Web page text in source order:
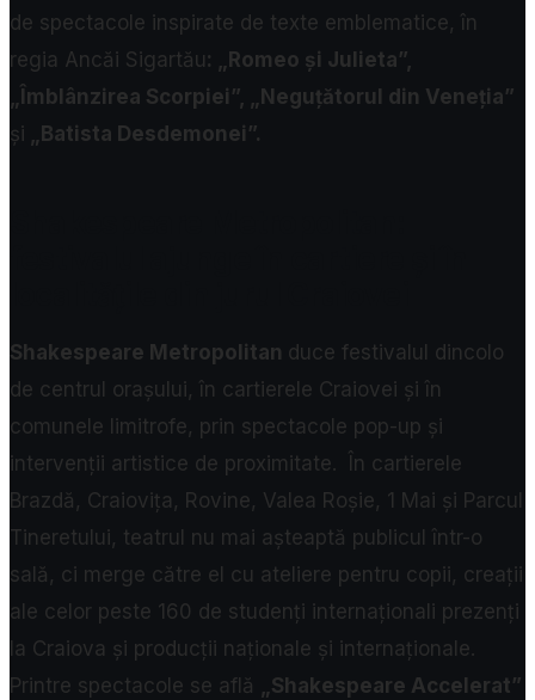
de spectacole inspirate de texte emblematice, în
regia Ancăi Sigartău: „Romeo și Julieta”,
„Îmblânzirea Scorpiei”, „Neguțătorul din Veneția”
și „Batista Desdemonei”.
Shakespeare Metropolitan duce festivalul dincolo
de centrul orașului, în cartierele Craiovei și în
comunele limitrofe, prin spectacole pop-up și
intervenții artistice de proximitate.
În cartierele
Brazdă, Craiovița, Rovine, Valea Roșie, 1 Mai și Parcul
Tineretului, teatrul nu mai așteaptă publicul într-o
sală, ci merge către el cu ateliere pentru copii, creații
ale celor peste 160 de studenți internaționali prezenți
la Craiova și producții naționale și internaționale.
Printre spectacole se află „Shakespeare Accelerat”